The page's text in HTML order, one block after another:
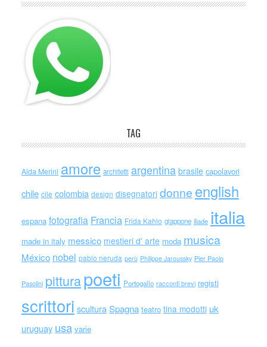
TAG
Alda Merini amore architetti argentina brasile capolavori
chile cile colombia design disegnatori donne english
espana fotografia Francia Frida Kahlo giappone iliade italia
made in italy messico mestieri d' arte moda musica
México nobel pablo neruda perù Philippe Jaroussky Pier Paolo
Pasolini pitturapoeti Portogallo racconti brevi registi
scrittori scultura Spagna teatro tina modotti uk
uruguay usa varie